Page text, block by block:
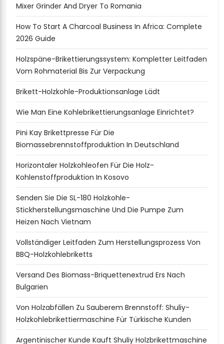
Mixer Grinder And Dryer To Romania
How To Start A Charcoal Business In Africa: Complete
2026 Guide
Holzspäne-Brikettierungssystem: Kompletter Leitfaden
Vom Rohmaterial Bis Zur Verpackung
Brikett-Holzkohle-Produktionsanlage Lädt
Wie Man Eine Kohlebrikettierungsanlage Einrichtet?
Pini Kay Brikettpresse Für Die
Biomassebrennstoffproduktion In Deutschland
Horizontaler Holzkohleofen Für Die Holz-
Kohlenstoffproduktion In Kosovo
Senden Sie Die SL-180 Holzkohle-
Stickherstellungsmaschine Und Die Pumpe Zum
Heizen Nach Vietnam
Vollständiger Leitfaden Zum Herstellungsprozess Von
BBQ-Holzkohlebriketts
Versand Des Biomass-Briquettenextrud Ers Nach
Bulgarien
Von Holzabfällen Zu Sauberem Brennstoff: Shuliy-
Holzkohlebrikettiermaschine Für Türkische Kunden
Argentinischer Kunde Kauft Shuliy Holzbrikettmaschine